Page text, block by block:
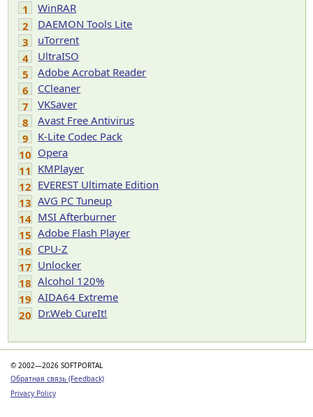
1
WinRAR
2
DAEMON Tools Lite
3
uTorrent
4
UltraISO
5
Adobe Acrobat Reader
6
CCleaner
7
VKSaver
8
Avast Free Antivirus
9
K-Lite Codec Pack
10 Opera
11 KMPlayer
12 EVEREST Ultimate Edition
13 AVG PC Tuneup
14 MSI Afterburner
15 Adobe Flash Player
16 CPU-Z
17 Unlocker
18 Alcohol 120%
19 AIDA64 Extreme
20 Dr.Web CureIt!
© 2002—2026 SOFTPORTAL
Обратная связь (Feedback)
Privacy Policy